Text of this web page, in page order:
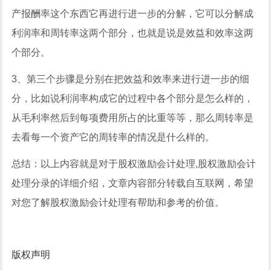
产报酬率这个东西它再进行进一步的分解，它可以分解成
利润率和周转率这两个部分，也就是说是效益和效率这两
个部分。
3、第三个步骤是分别在把效益和效率来进行进一步的细
分，比如说利润率构成它的过程中各个部分是怎么样的，
从毛利率然后到每项费用所占的比重等等，那么周转率是
去看每一个资产它的周转率的情况是什么样的。
总结：以上内容就是对于股权激励会计处理,股权激励会计
处理分录的详细介绍，文章内容部分转载自互联网，希望
对您了解股权激励会计处理有帮助和参考的价值。
版权声明